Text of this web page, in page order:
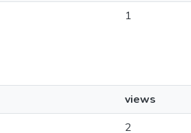
1
views
2